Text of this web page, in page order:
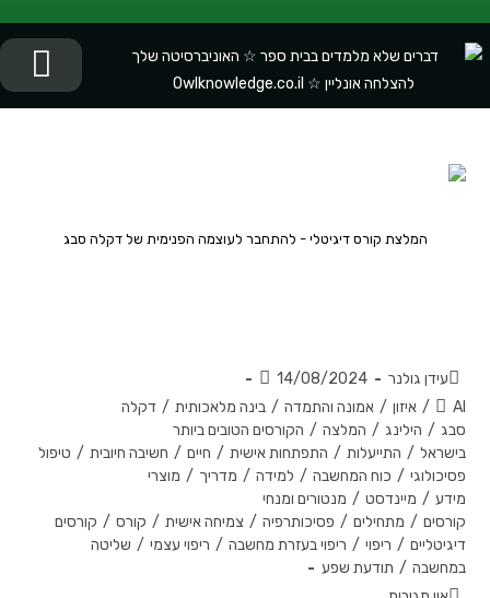
המלצת קורס דיגיטלי - להתחבר לעוצמה הפנימית של דקלה סבג
עידן גולנר
14/08/2024
AI
/ איזון / אמונה והתמדה / בינה מלאכותית / דקלה
סבג / הילינג / המלצה / הקורסים הטובים ביותר
בישראל / התייעלות / התפתחות אישית / חיים / חשיבה חיובית / טיפול
פסיכולוגי / כוח המחשבה / למידה / מדריך / מוצרי
מידע / מיינדסט / מנטורים ומנחי
קורסים / מתחילים / פסיכותרפיה / צמיחה אישית / קורס / קורסים
דיגיטליים / ריפוי / ריפוי בעזרת מחשבה / ריפוי עצמי / שליטה
במחשבה / תודעת שפע